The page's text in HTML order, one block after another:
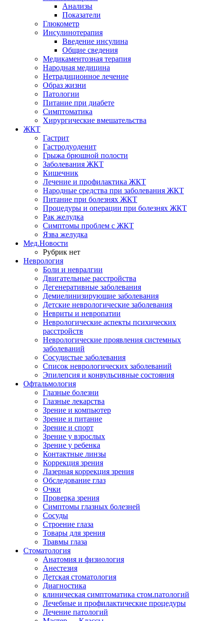
Анализы
Показатели
Глюкометр
Инсулинотерапия
Введение инсулина
Общие сведения
Медикаментозная терапия
Народная медицина
Нетрадиционное лечение
Образ жизни
Патологии
Питание при диабете
Симптоматика
Хирургические вмешательства
ЖКТ
Гастрит
Гастродуоденит
Грыжа брюшной полости
Заболевания ЖКТ
Кишечник
Лечение и профилактика ЖКТ
Народные средства при заболевания ЖКТ
Питание при болезнях ЖКТ
Процедуры и операции при болезнях ЖКТ
Рак желудка
Симптомы проблем с ЖКТ
Язва желудка
Мед.Новости
Рубрик нет
Неврология
Боли и невралгии
Двигательные расстройства
Дегенеративные заболевания
Демиелинизирующие заболевания
Детские неврологические заболевания
Невриты и невропатии
Неврологические аспекты психических
расстройств
Неврологические проявления системных
заболеваний
Сосудистые заболевания
Список неврологических заболеваний
Эпилепсия и конвульсивные состояния
Офтальмология
Глазные болезни
Глазные лекарства
Зрение и компьютер
Зрение и питание
Зрение и спорт
Зрение у взрослых
Зрение у ребенка
Контактные линзы
Коррекция зрения
Лазерная коррекция зрения
Обследование глаз
Очки
Проверка зрения
Симптомы глазных болезней
Сосуды
Строение глаза
Товары для зрения
Травмы глаза
Стоматология
Анатомия и физиология
Анестезия
Детская стоматология
Диагностика
клиническая симптоматика стом.патологий
Лечебные и профилактические процедуры
Лечение патологий